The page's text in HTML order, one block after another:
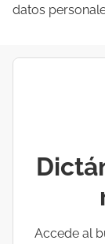
datos
Accede al